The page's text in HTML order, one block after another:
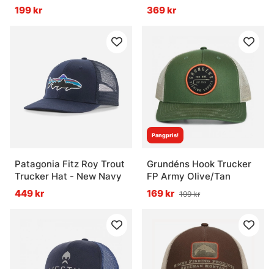
199 kr
369 kr
Patagonia Fitz Roy Trout
Trucker Hat - New Navy
449 kr
Pangpris!
Grundéns Hook Trucker
FP Army Olive/Tan
169 kr 199 kr